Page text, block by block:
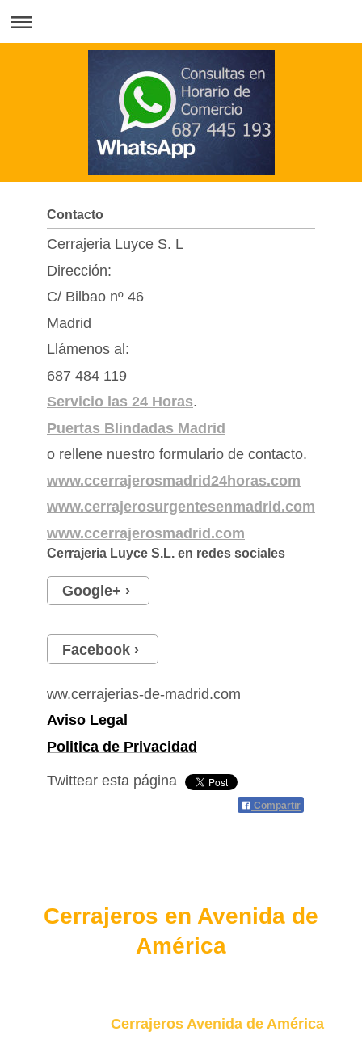
Contacto
Cerrajeria Luyce S. L
Dirección:
C/ Bilbao nº 46
Madrid
Llámenos al:
687 484 119
Servicio las 24 Horas.
Puertas Blindadas Madrid
o rellene nuestro formulario de contacto.
www.ccerrajerosmadrid24horas.com
www.cerrajerosurgentesenmadrid.com
www.ccerrajerosmadrid.com
Cerrajeria Luyce S.L. en redes sociales
Google+
Facebook
ww.cerrajerias-de-madrid.com
Aviso Legal
Politica de Privacidad
Twittear esta página
Compartir
Cerrajeros en Avenida de
América
Cerrajeros Avenida de América